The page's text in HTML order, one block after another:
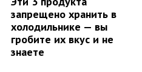
запрещено хранить в
холодильнике — вы
гробите их вкус и не
знаете